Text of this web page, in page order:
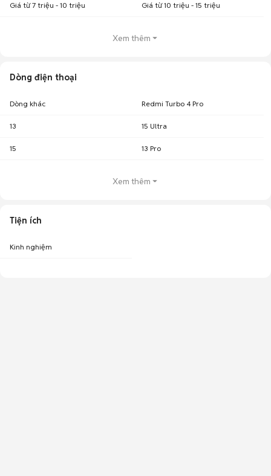
Giá từ 7 triệu - 10 triệu Giá từ 10 triệu - 15 triệu
Xem thêm
Dòng điện thoại
Dòng khác Redmi Turbo 4 Pro
13 15 Ultra
15 13 Pro
Xem thêm
Tiện ích
Kinh nghiệm